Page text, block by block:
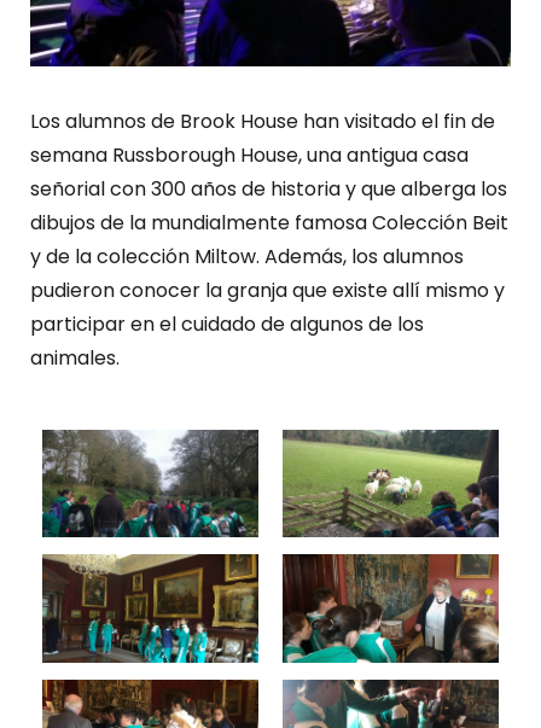
Los alumnos de Brook House han visitado el fin de
semana Russborough House, una antigua casa
señorial con 300 años de historia y que alberga los
dibujos de la mundialmente famosa Colección Beit
y de la colección Miltow. Además, los alumnos
pudieron conocer la granja que existe allí mismo y
participar en el cuidado de algunos de los
animales.